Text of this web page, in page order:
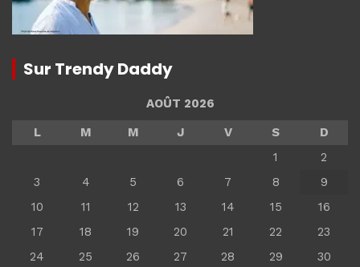
Sur Trendy Daddy
AOÛT 2026
L
M M J V S
D
1
2
3
4 5 6 7 8
9
10
11 12 13 14 15
16
17
18 19 20 21 22
23
24
25 26 27 28 29
30